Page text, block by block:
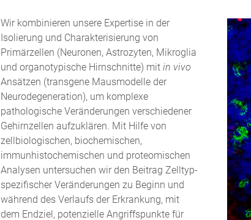
Wir kombinieren unsere Expertise in der
Isolierung und Charakterisierung von
Primärzellen (Neuronen, Astrozyten, Mikroglia
und organotypische Hirnschnitte) mit in vivo
Ansätzen (transgene Mausmodelle der
Neurodegeneration), um komplexe
pathologische Veränderungen verschiedener
Gehirnzellen aufzuklären. Mit Hilfe von
zellbiologischen, biochemischen,
immunhistochemischen und proteomischen
Analysen untersuchen wir den Beitrag Zelltyp-
spezifischer Veränderungen zu Beginn und
während des Verlaufs der Erkrankung, mit
dem Endziel, potenzielle Angriffspunkte für